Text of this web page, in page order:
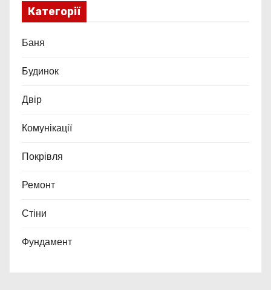
Категорії
Баня
Будинок
Двір
Комунікації
Покрівля
Ремонт
Стіни
Фундамент